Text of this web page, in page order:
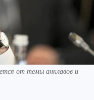
от темы анклавов и